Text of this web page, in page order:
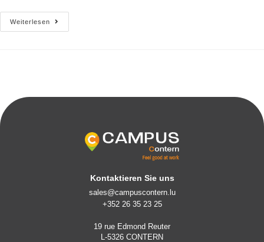
Weiterlesen
Kontaktieren Sie uns
sales@campuscontern.lu
+352 26 35 23 25
19 rue Edmond Reuter
L-5326 CONTERN